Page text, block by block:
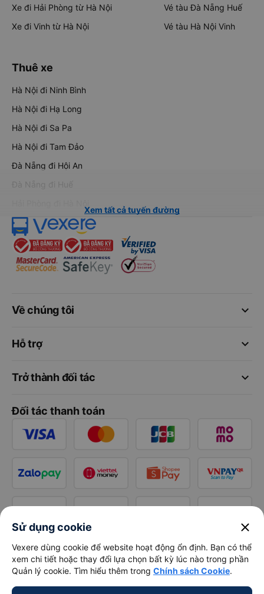
Xe đi Hải Phòng từ Hà Nội
Xe đi Vinh từ Hà Nội
Vé tàu Đà Nẵng Huế
Vé tàu Hà Nội Vinh
Thuê xe
Hà Nội đi Ninh Bình
Hà Nội đi Hạ Long
Hà Nội đi Sa Pa
Hà Nội đi Tam Đảo
Đà Nẵng đi Hội An
Đà Nẵng đi Huế
Xem tất cả tuyến đường
keyboard_arrow_down
Về chúng tôi
keyboard_arrow_down
Hỗ trợ
keyboard_arrow_down
Trở thành đối tác
Đối tác thanh toán
Sử dụng cookie close
Vexere dùng cookie để website hoạt động ổn định. Bạn có thể
xem chi tiết hoặc thay đổi lựa chọn bất kỳ lúc nào trong phần
Quản lý cookie. Tìm hiểu thêm trong Chính sách Cookie.